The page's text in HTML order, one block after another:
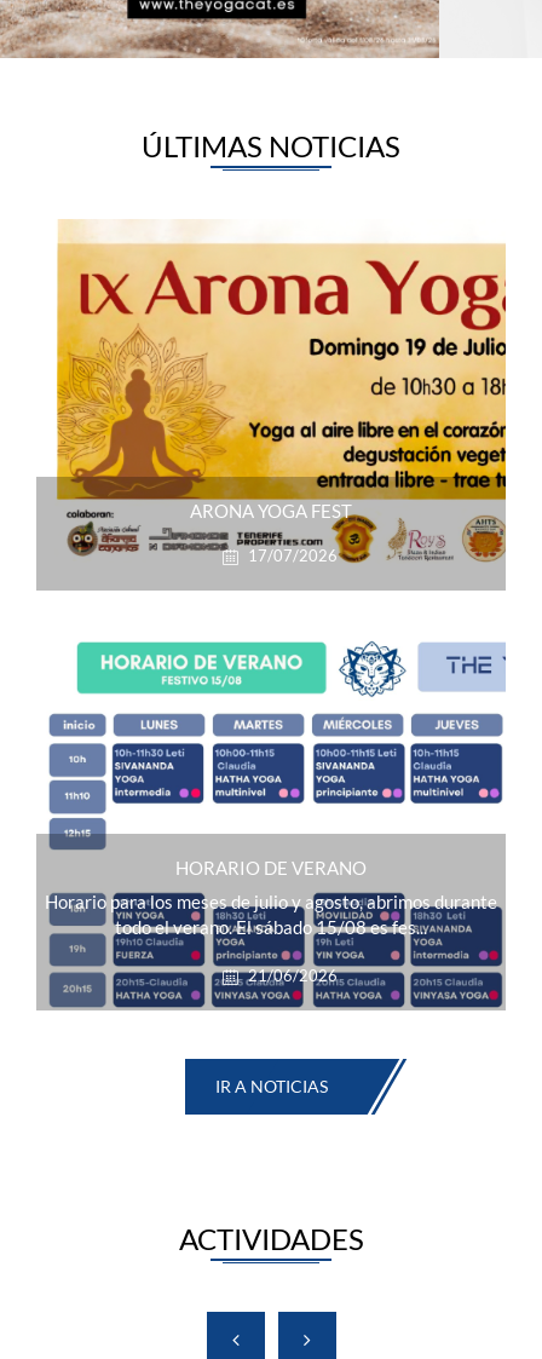
ÚLTIMAS NOTICIAS
ARONA YOGA FEST
17/07/2026
HORARIO DE VERANO
Horario para los meses de julio y agosto, abrimos durante
todo el verano. El sábado 15/08 es fes...
21/06/2026
IR A NOTICIAS
ACTIVIDADES